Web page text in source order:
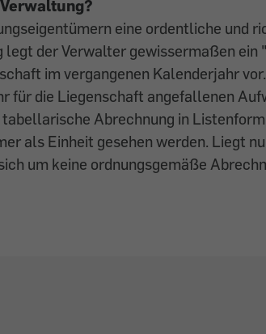
eine ordentliche und
legt der Verwalter gewissermaßen ein
im vergangenen Kalenderjahr
für die Liegenschaft angefallenen
Abrechnung in
als Einheit gesehen werden. Liegt
um keine ordnungsgemäße